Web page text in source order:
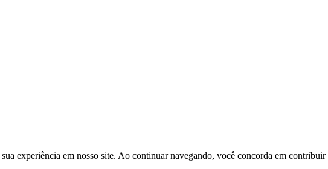
experiência em nosso site. Ao continuar navegando, você concorda em